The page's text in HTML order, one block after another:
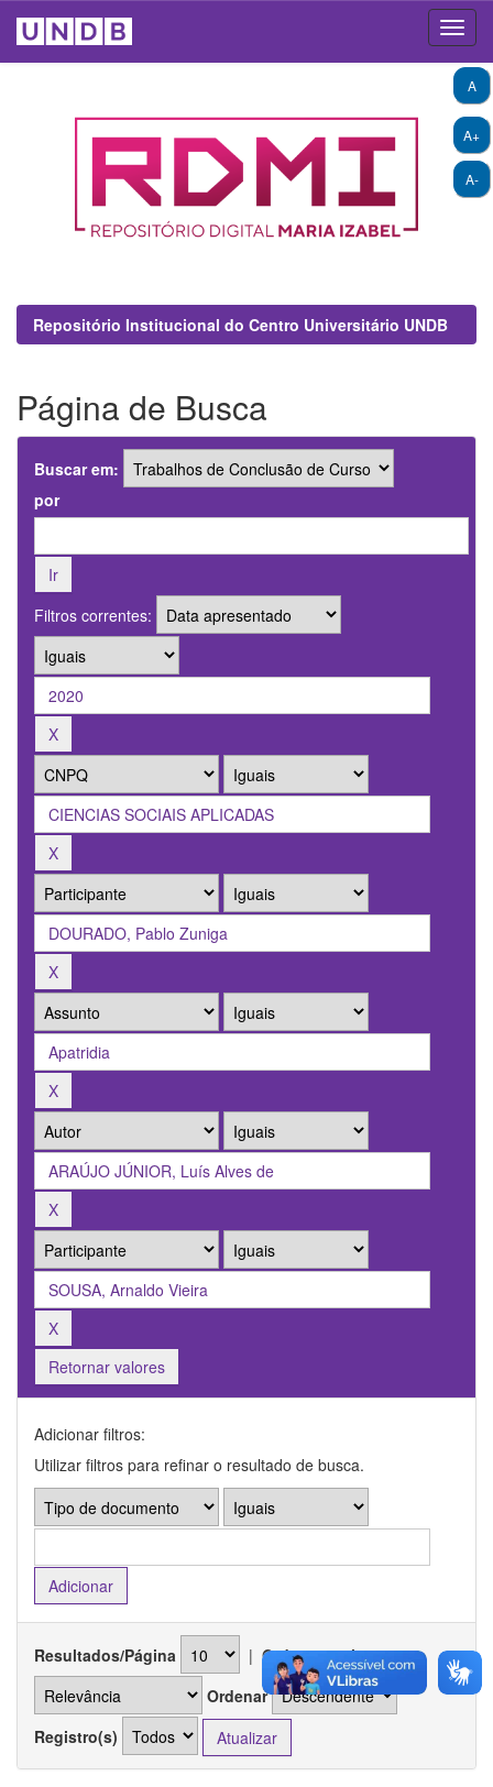
A+
A-
A
Repositório Institucional do Centro Universitário UNDB
Página de Busca
Buscar em:
por
Filtros correntes:
Retornar valores
Adicionar filtros:
Utilizar filtros para refinar o resultado de busca.
Resultados/Página | Ordenar registros por
Ordenar
Registro(s)